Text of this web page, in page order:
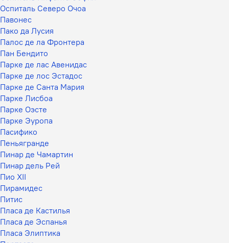
Оспиталь Северо Очоа
Павонес
Пако да Лусия
Палос де ла Фронтера
Пан Бендито
Парке де лас Авенидас
Парке де лос Эстадос
Парке де Санта Мария
Парке Лисбоа
Парке Оэсте
Парке Эуропа
Пасифико
Пеньягранде
Пинар де Чамартин
Пинар дель Рей
Пио XII
Пирамидес
Питис
Пласа де Кастилья
Пласа де Эспанья
Пласа Элиптика